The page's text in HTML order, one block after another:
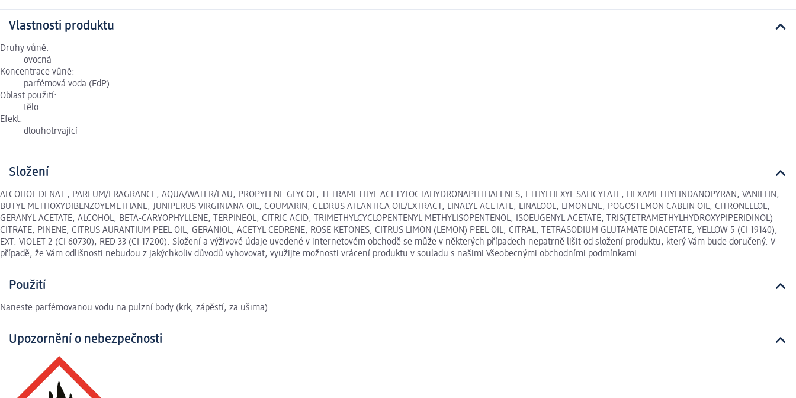
Vlastnosti produktu
Druhy vůně:
ovocná
Koncentrace vůně:
parfémová voda (EdP)
Oblast použití:
tělo
Efekt:
dlouhotrvající
Složení
ALCOHOL DENAT., PARFUM/FRAGRANCE, AQUA/WATER/EAU, PROPYLENE GLYCOL, TETRAMETHYL ACETYLOCTAHYDRONAPHTHALENES, ETHYLHEXYL SALICYLATE, HEXAMETHYLINDANOPYRAN, VANILLIN,
BUTYL METHOXYDIBENZOYLMETHANE, JUNIPERUS VIRGINIANA OIL, COUMARIN, CEDRUS ATLANTICA OIL/EXTRACT, LINALYL ACETATE, LINALOOL, LIMONENE, POGOSTEMON CABLIN OIL, CITRONELLOL,
GERANYL ACETATE, ALCOHOL, BETA-CARYOPHYLLENE, TERPINEOL, CITRIC ACID, TRIMETHYLCYCLOPENTENYL METHYLISOPENTENOL, ISOEUGENYL ACETATE, TRIS(TETRAMETHYLHYDROXYPIPERIDINOL)
CITRATE, PINENE, CITRUS AURANTIUM PEEL OIL, GERANIOL, ACETYL CEDRENE, ROSE KETONES, CITRUS LIMON (LEMON) PEEL OIL, CITRAL, TETRASODIUM GLUTAMATE DIACETATE, YELLOW 5 (CI 19140),
EXT. VIOLET 2 (CI 60730), RED 33 (CI 17200). Složení a výživové údaje uvedené v internetovém obchodě se může v některých případech nepatrně lišit od složení produktu, který Vám bude doručený. V
případě, že Vám odlišnosti nebudou z jakýchkoliv důvodů vyhovovat, využijte možnosti vrácení produktu v souladu s našimi Všeobecnými obchodními podmínkami.
Použití
Naneste parfémovanou vodu na pulzní body (krk, zápěstí, za ušima).
Upozornění o nebezpečnosti